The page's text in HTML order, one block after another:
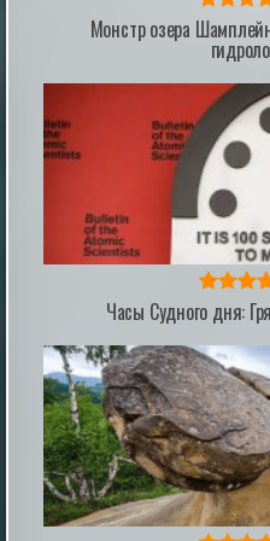
Наполеон и
На протяжении всей
существовали в
далеких культурах по
довольно
обладающих некоторой
предсказывать будущее
которые еще не
связана с загадочным
xistory.ru | 31st May 2024
Влажный шоколадный
пышный десерт без
Создание десерта без
культур часто кажется
однако сочетание
белка позволяет
бисквита. В основе этого
яблочного пюре
Монстр озера
Часы Судного дня: